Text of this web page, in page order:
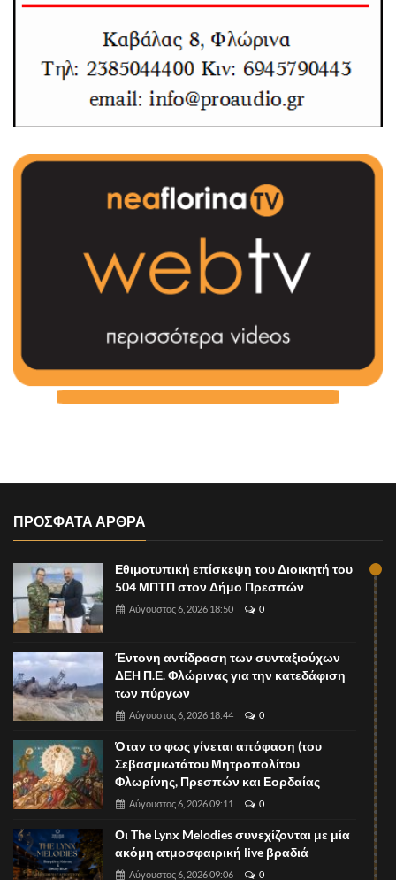
ΠΡΟΣΦΑΤΑ ΑΡΘΡΑ
Εθιμοτυπική επίσκεψη του Διοικητή του
504 ΜΠΤΠ στον Δήμο Πρεσπών
Αύγουστος 6, 2026 18:50 0
Έντονη αντίδραση των συνταξιούχων
ΔΕΗ Π.Ε. Φλώρινας για την κατεδάφιση
των πύργων
Αύγουστος 6, 2026 18:44 0
Όταν το φως γίνεται απόφαση (του
Σεβασμιωτάτου Μητροπολίτου
Φλωρίνης, Πρεσπών και Εορδαίας
Αύγουστος 6, 2026 09:11 0
Οι The Lynx Melodies συνεχίζονται με μία
ακόμη ατμοσφαιρική live βραδιά
Αύγουστος 6, 2026 09:06 0